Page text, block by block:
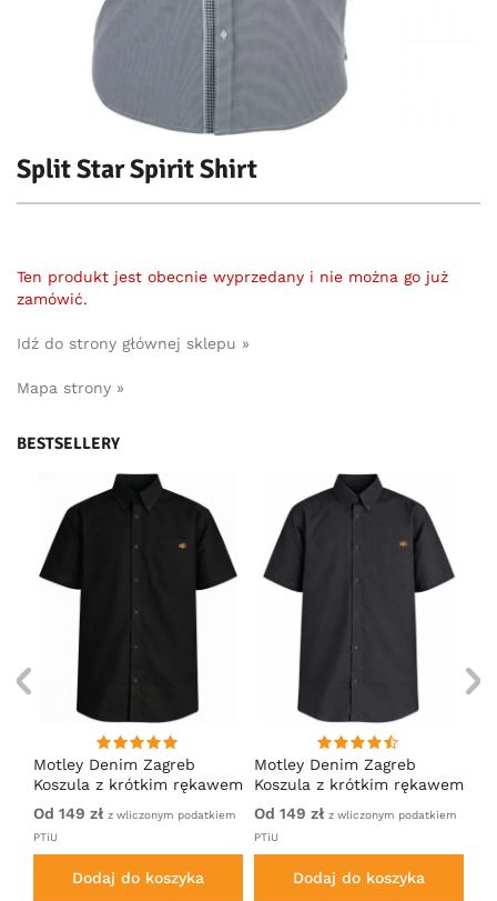
Split Star Spirit Shirt
Ten produkt jest obecnie wyprzedany i nie można go już
zamówić.
Idź do strony głównej sklepu »
Mapa strony »
BESTSELLERY
Motley Denim Zagreb
Koszula z krótkim rękawem
Czarny
Od 149 zł z wliczonym podatkiem
PTiU
Dodaj do koszyka
Motley Denim Zagreb
Koszula z krótkim rękawem
Antracytowy
Od 149 zł z wliczonym podatkiem
PTiU
Dodaj do koszyka